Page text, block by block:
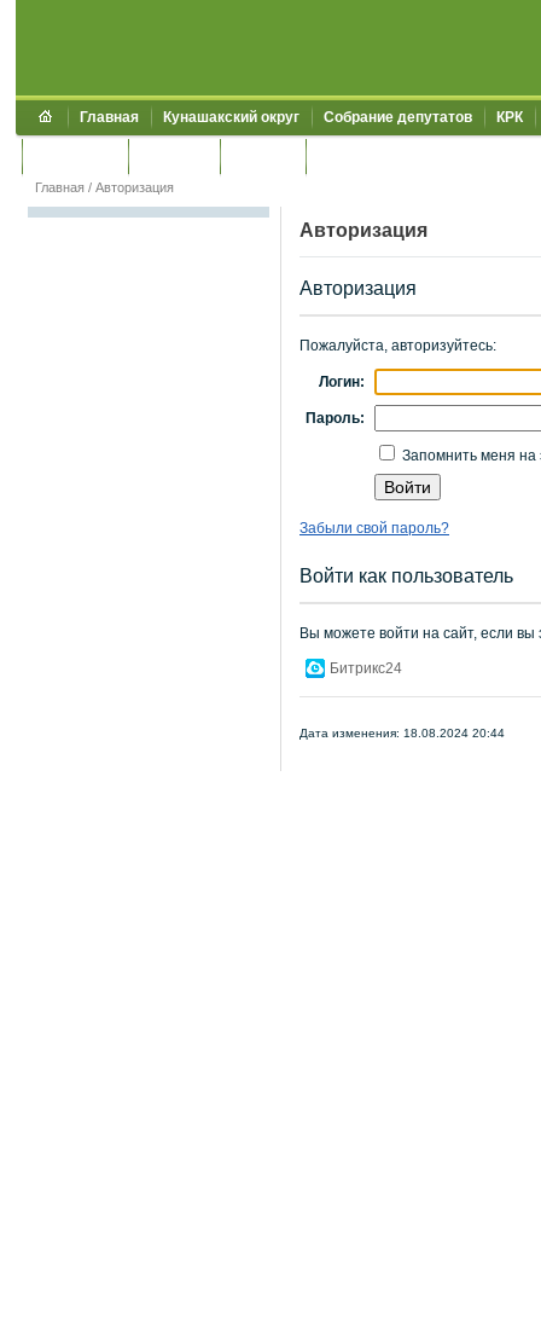
Главная Кунашакский округ Собрание депутатов КРК
Главная / Авторизация
Авторизация
Авторизация
Пожалуйста, авторизуйтесь:
Логин:
Пароль:
Запомнить меня на
Забыли свой пароль?
Войти как пользователь
Вы можете войти на сайт, если вы
Битрикс24
Дата изменения: 18.08.2024 20:44